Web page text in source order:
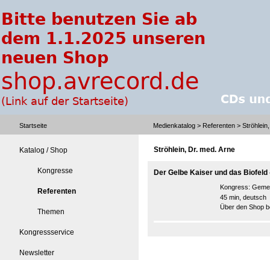
Startseite Medienkatalog > Referenten >
Katalog / Shop
Kongresse
Referenten
Themen
Kongressservice
Newsletter
Ströhlein, Dr. med. Arne
Der Gelbe Kaiser und das
Kongress:
45 min, deutsch
Über den Shop